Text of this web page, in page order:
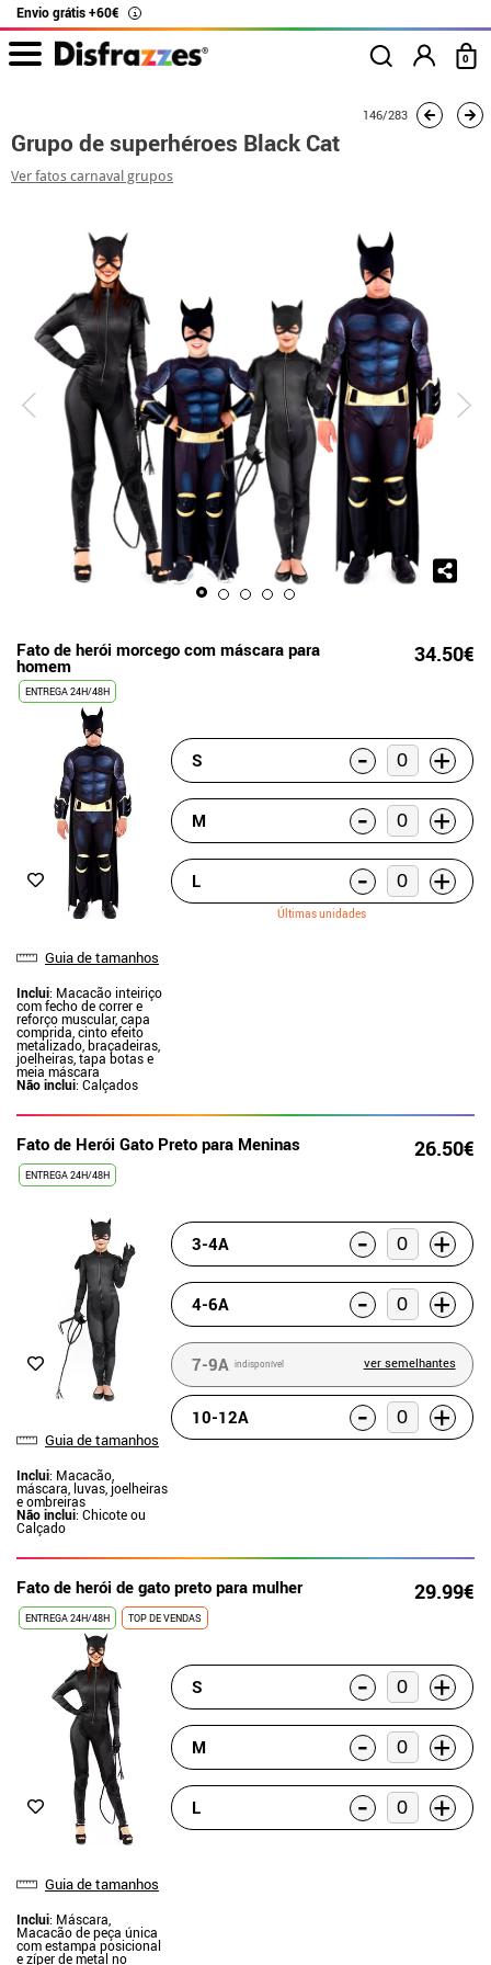
Envio grátis +60€ i
0
Grupo de superhéroes Black Cat
146/283
Grupo de superhéroes Black Cat
Ver fatos carnaval grupos
Fato de herói morcego com máscara para
homem 34.50€
ENTREGA 24H/48H
Guia de tamanhos
Inclui: Macacão inteiriço
com fecho de correr e
reforço muscular, capa
comprida, cinto efeito
metalizado, braçadeiras,
joelheiras, tapa botas e
meia máscara
Não inclui: Calçados
S - +
M - +
L - +
Últimas unidades
Fato de Herói Gato Preto para Meninas 26.50€
ENTREGA 24H/48H
Guia de tamanhos
Inclui: Macacão,
máscara, luvas, joelheiras
e ombreiras
Não inclui: Chicote ou
Calçado
3-4A - +
4-6A - +
7-9A indisponível ver semelhantes
10-12A - +
Fato de herói de gato preto para mulher 29.99€
ENTREGA 24H/48H TOP DE VENDAS
Guia de tamanhos
Inclui: Máscara,
Macacão de peça única
com estampa posicional
e zíper de metal no
S - +
M - +
L - +